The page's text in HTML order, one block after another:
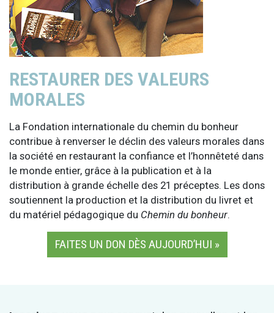
RESTAURER DES VALEURS
MORALES
La Fondation internationale du chemin du bonheur
contribue à renverser le déclin des valeurs morales dans
la société en restaurant la confiance et l’honnêteté dans
le monde entier, grâce à la publication et à la
distribution à grande échelle des 21 préceptes. Les dons
soutiennent la production et la distribution du livret et
du matériel pédagogique du Chemin du bonheur.
FAITES UN DON DÈS AUJOURD’HUI »